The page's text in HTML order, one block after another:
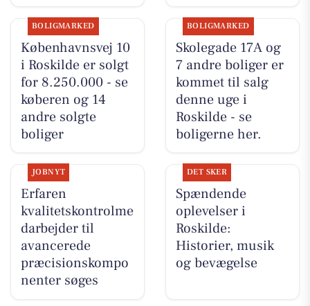
BOLIGMARKED
Københavnsvej 10
i Roskilde er solgt
for 8.250.000 - se
køberen og 14
andre solgte
boliger
BOLIGMARKED
Skolegade 17A og
7 andre boliger er
kommet til salg
denne uge i
Roskilde - se
boligerne her.
JOBNYT
Erfaren
kvalitetskontrolme
darbejder til
avancerede
præcisionskompo
nenter søges
DET SKER
Spændende
oplevelser i
Roskilde:
Historier, musik
og bevægelse